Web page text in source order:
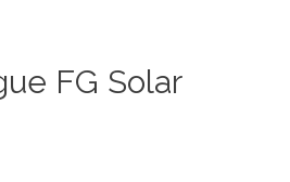
FG Solar